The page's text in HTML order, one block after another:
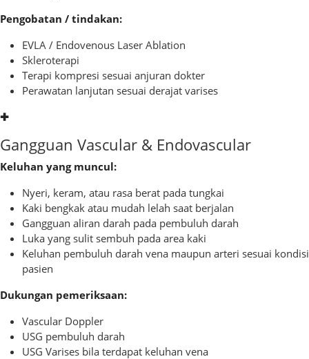
Pengobatan / tindakan:
EVLA / Endovenous Laser Ablation
Skleroterapi
Terapi kompresi sesuai anjuran dokter
Perawatan lanjutan sesuai derajat varises
✚
Gangguan Vascular & Endovascular
Keluhan yang muncul:
Nyeri, keram, atau rasa berat pada tungkai
Kaki bengkak atau mudah lelah saat berjalan
Gangguan aliran darah pada pembuluh darah
Luka yang sulit sembuh pada area kaki
Keluhan pembuluh darah vena maupun arteri sesuai kondisi
pasien
Dukungan pemeriksaan:
Vascular Doppler
USG pembuluh darah
USG Varises bila terdapat keluhan vena